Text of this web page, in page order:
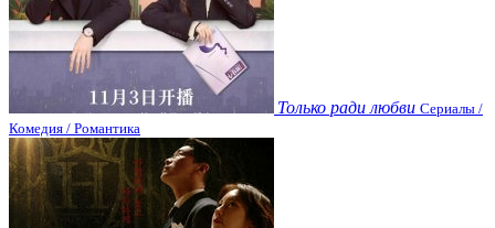
Только ради любви Сериалы /
Комедия / Романтика